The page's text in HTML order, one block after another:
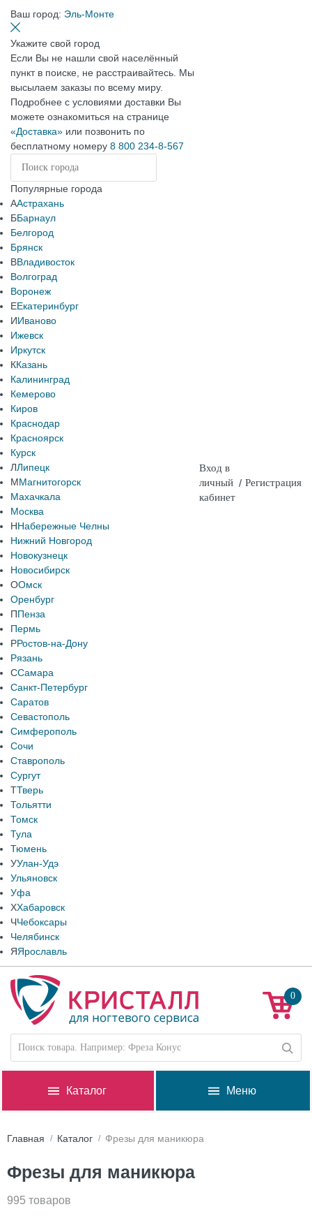
Ваш город: Эль-Монте
Укажите свой город
Если Вы не нашли свой населённый
пункт в поиске, не расстраивайтесь. Мы
высылаем заказы по всему миру.
Подробнее с условиями доставки Вы
можете ознакомиться на странице
«Доставка» или позвонить по
бесплатному номеру 8 800 234-8-567
Популярные города
ААстрахань
ББарнаул
Белгород
Брянск
ВВладивосток
Волгоград
Воронеж
ЕЕкатеринбург
ИИваново
Ижевск
Иркутск
ККазань
Калининград
Кемерово
Киров
Краснодар
Красноярск
Курск
ЛЛипецк
ММагнитогорск
Махачкала
Москва
ННабережные Челны
Нижний Новгород
Новокузнецк
Новосибирск
ООмск
Оренбург
ППенза
Пермь
РРостов-на-Дону
Рязань
ССамара
Санкт-Петербург
Саратов
Севастополь
Симферополь
Сочи
Ставрополь
Сургут
ТТверь
Тольятти
Томск
Тула
Тюмень
УУлан-Удэ
Ульяновск
Уфа
ХХабаровск
ЧЧебоксары
Челябинск
ЯЯрославль
Вход в
личный
кабинет
/ Регистрация
0
Каталог Меню
Главная Каталог Фрезы для маникюра
Фрезы для маникюра
995 товаров